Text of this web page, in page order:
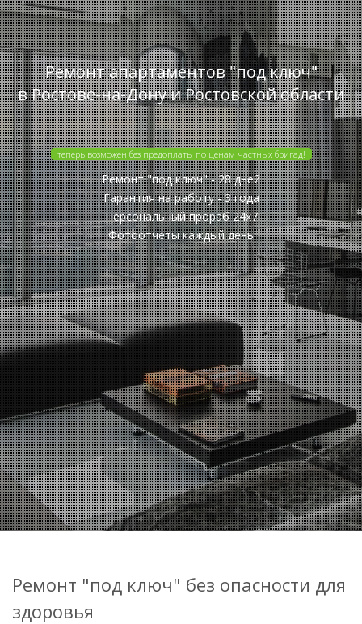
Ремонт апартаментов "под ключ"
в Ростове-на-Дону и Ростовской области
теперь возможен без предоплаты по ценам частных бригад!
Ремонт "под ключ" - 28 дней
Гарантия на работу - 3 года
Персональный прораб 24x7
Фотоотчеты каждый день
Ремонт "под ключ" без опасности для
здоровья